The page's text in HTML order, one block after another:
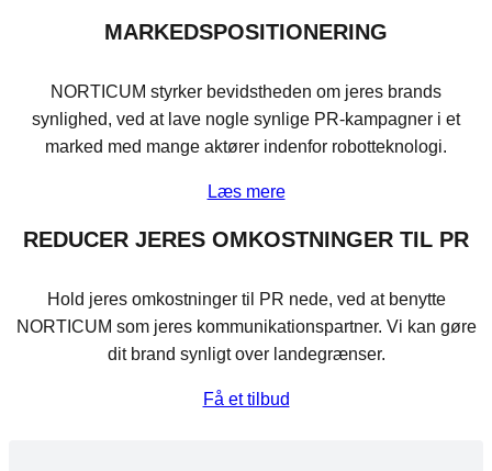
MARKEDSPOSITIONERING
NORTICUM styrker bevidstheden om jeres brands
synlighed, ved at lave nogle synlige PR-kampagner i et
marked med mange aktører indenfor robotteknologi.
Læs mere
REDUCER JERES OMKOSTNINGER TIL PR
Hold jeres omkostninger til PR nede, ved at benytte
NORTICUM som jeres kommunikationspartner. Vi kan gøre
dit brand synligt over landegrænser.
Få et tilbud